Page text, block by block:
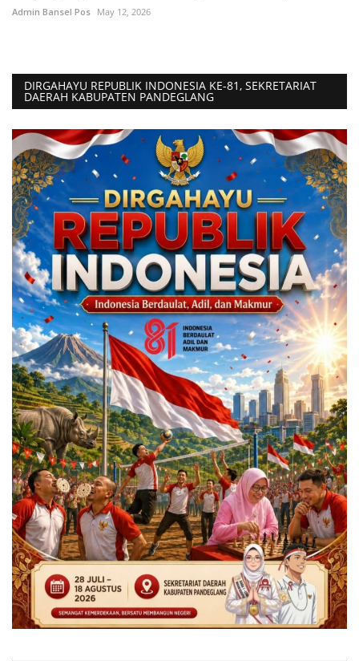
Admin Bansel Pos May 12, 2026
DIRGAHAYU REPUBLIK INDONESIA KE-81, SEKRETARIAT
DAERAH KABUPATEN PANDEGLANG